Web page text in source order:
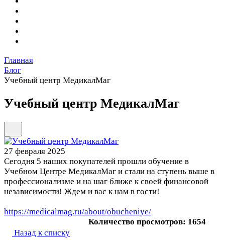
Главная
Блог
Учебный центр МедикалМаг
Учебный центр МедикалМаг
27 февраля 2025
Сегодня 5 наших покупателей прошли обучение в
Учебном Центре МедикалМаг и стали на ступень выше в
профессионализме и на шаг ближе к своей финансовой
независимости! Ждем и вас к нам в гости!
https://medicalmag.ru/about/obucheniye/
Количество просмотров: 1654
Назад к списку